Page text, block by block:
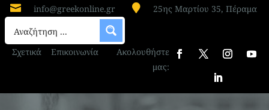
 info@greekonline.gr  25ης Μαρτίου 35, Πέραμα
Σχετικά Επικοινωνία
Ακολουθήστε
μας: